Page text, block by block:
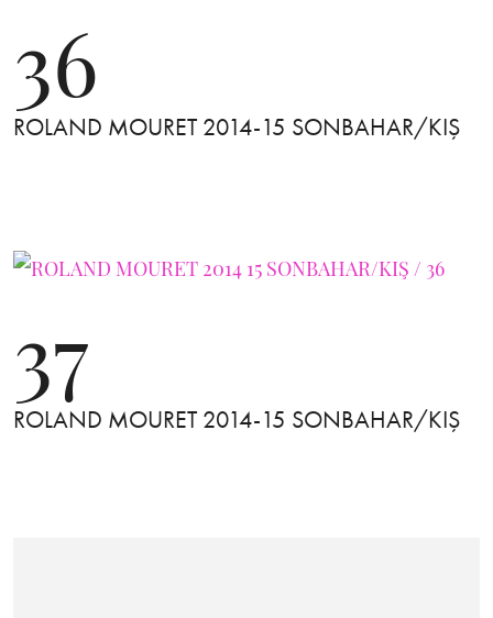
36
ROLAND MOURET 2014-15 SONBAHAR/KIŞ
37
ROLAND MOURET 2014-15 SONBAHAR/KIŞ